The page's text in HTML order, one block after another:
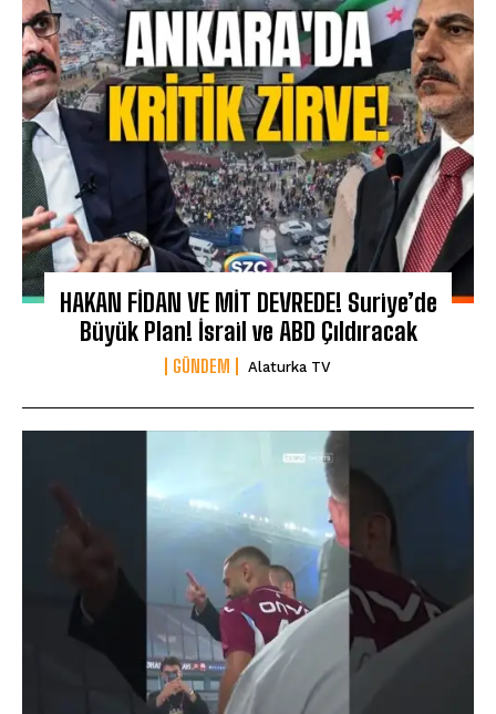
HAKAN FİDAN VE MİT DEVREDE! Suriye’de
Büyük Plan! İsrail ve ABD Çıldıracak
GÜNDEM Alaturka TV